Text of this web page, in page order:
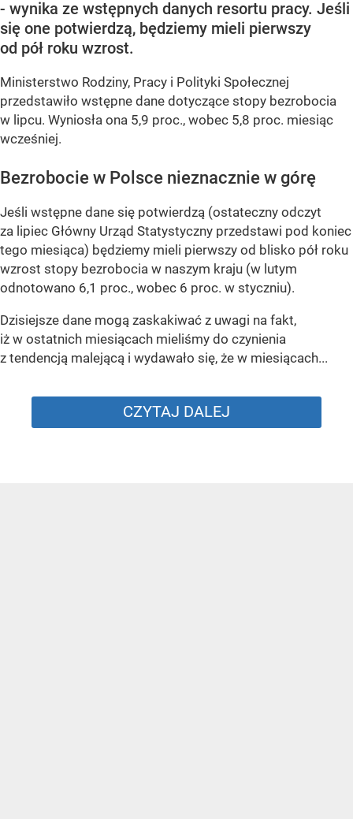
- wynika ze wstępnych danych resortu pracy. Jeśli
się one potwierdzą, będziemy mieli pierwszy
od pół roku wzrost.
Ministerstwo Rodziny, Pracy i Polityki Społecznej
przedstawiło wstępne dane dotyczące stopy bezrobocia
w lipcu. Wyniosła ona 5,9 proc., wobec 5,8 proc. miesiąc
wcześniej.
Bezrobocie w Polsce nieznacznie w górę
Jeśli wstępne dane się potwierdzą (ostateczny odczyt
za lipiec Główny Urząd Statystyczny przedstawi pod koniec
tego miesiąca) będziemy mieli pierwszy od blisko pół roku
wzrost stopy bezrobocia w naszym kraju (w lutym
odnotowano 6,1 proc., wobec 6 proc. w styczniu).
Dzisiejsze dane mogą zaskakiwać z uwagi na fakt,
iż w ostatnich miesiącach mieliśmy do czynienia
z tendencją malejącą i wydawało się, że w miesiącach...
CZYTAJ DALEJ